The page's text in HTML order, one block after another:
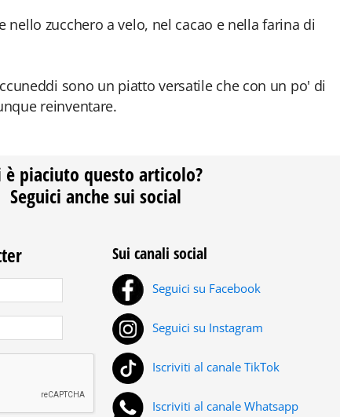
nello zucchero a velo, nel cacao e nella farina di
sono un piatto versatile che con un po' di
reinventare.
è piaciuto questo articolo?
Seguici anche sui social
Sui canali social
Seguici su Facebook
Seguici su Instagram
Iscriviti al canale TikTok
Iscriviti al canale Whatsapp